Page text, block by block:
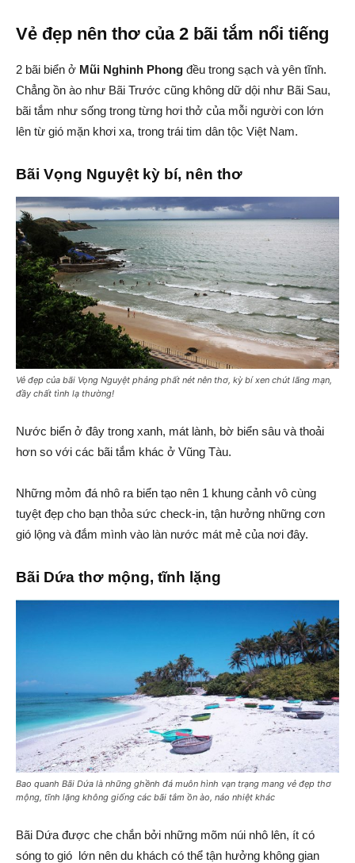
Vẻ đẹp nên thơ của 2 bãi tắm nổi tiếng
2 bãi biển ở Mũi Nghinh Phong đều trong sạch và yên tĩnh.
Chẳng ồn ào như Bãi Trước cũng không dữ dội như Bãi Sau,
bãi tắm như sống trong từng hơi thở của mỗi người con lớn
lên từ gió mặn khơi xa, trong trái tim dân tộc Việt Nam.
Bãi Vọng Nguyệt kỳ bí, nên thơ
Vẻ đẹp của bãi Vọng Nguyệt phảng phất nét nên thơ, kỳ bí xen chút lãng mạn,
đầy chất tình lạ thường!
Nước biển ở đây trong xanh, mát lành, bờ biển sâu và thoải
hơn so với các bãi tắm khác ở Vũng Tàu.
Những mỏm đá nhô ra biển tạo nên 1 khung cảnh vô cùng
tuyệt đẹp cho bạn thỏa sức check-in, tận hưởng những cơn
gió lộng và đắm mình vào làn nước mát mẻ của nơi đây.
Bãi Dứa thơ mộng, tĩnh lặng
Bao quanh Bãi Dứa là những ghềnh đá muôn hình vạn trạng mang vẻ đẹp thơ
mộng, tĩnh lặng không giống các bãi tắm ồn ào, náo nhiệt khác
Bãi Dứa được che chắn bởi những mõm núi nhô lên, ít có
sóng to gió lớn nên du khách có thể tận hưởng không gian